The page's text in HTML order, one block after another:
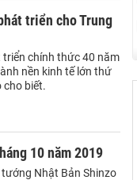
triển cho Trung
chính thức 40 năm
nền kinh tế lớn thứ
cho biết.
10 năm 2019
Nhật Bản Shinzo